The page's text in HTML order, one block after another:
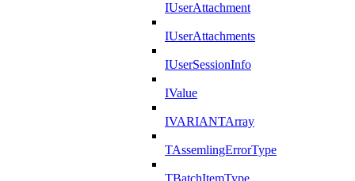
IUserAttachment
IUserAttachments
IUserSessionInfo
IValue
IVARIANTArray
TAssemlingErrorType